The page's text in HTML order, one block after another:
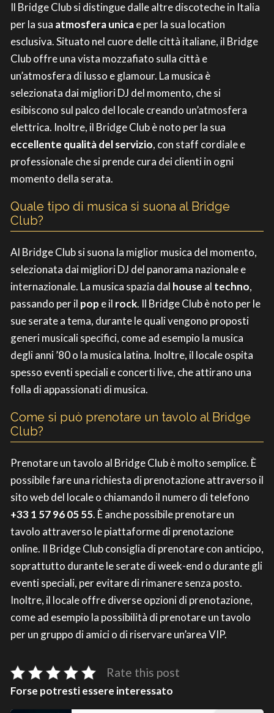
Il Bridge Club si distingue dalle altre discoteche in Italia
per la sua atmosfera unicae per la sua location
esclusiva. Situato nel cuore delle città italiane, il Bridge
Club offre una vista mozzafiato sulla città e
un’atmosfera di lusso e glamour. La musica è
selezionata dai migliori DJ del momento, che si
esibiscono sul palco del locale creando un’atmosfera
elettrica. Inoltre, il Bridge Club è noto per la sua
eccellente qualità del servizio, con staff cordiale e
professionale che si prende cura dei clienti in ogni
momento della serata.
Quale tipo di musica si suona al Bridge
Club?
Al Bridge Club si suona la miglior musica del momento,
selezionata dai migliori DJ del panorama nazionale e
internazionale. La musica spazia dal house al techno,
passando per il pop e il rock. Il Bridge Club è noto per le
sue serate a tema, durante le quali vengono proposti
generi musicali specifici, come ad esempio la musica
degli anni ’80 o la musica latina. Inoltre, il locale ospita
spesso eventi speciali e concerti live, che attirano una
folla di appassionati di musica.
Come si può prenotare un tavolo al Bridge
Club?
Prenotare un tavolo al Bridge Club è molto semplice. È
possibile fare una richiesta di prenotazione attraverso il
sito web del locale o chiamando il numero di telefono
+33 1 57 96 05 55. È anche possibile prenotare un
tavolo attraverso le piattaforme di prenotazione
online. Il Bridge Club consiglia di prenotare con anticipo,
soprattutto durante le serate di week-end o durante gli
eventi speciali, per evitare di rimanere senza posto.
Inoltre, il locale offre diverse opzioni di prenotazione,
come ad esempio la possibilità di prenotare un tavolo
per un gruppo di amici o di riservare un’area VIP.
Rate this post
Forse potresti essere interessato